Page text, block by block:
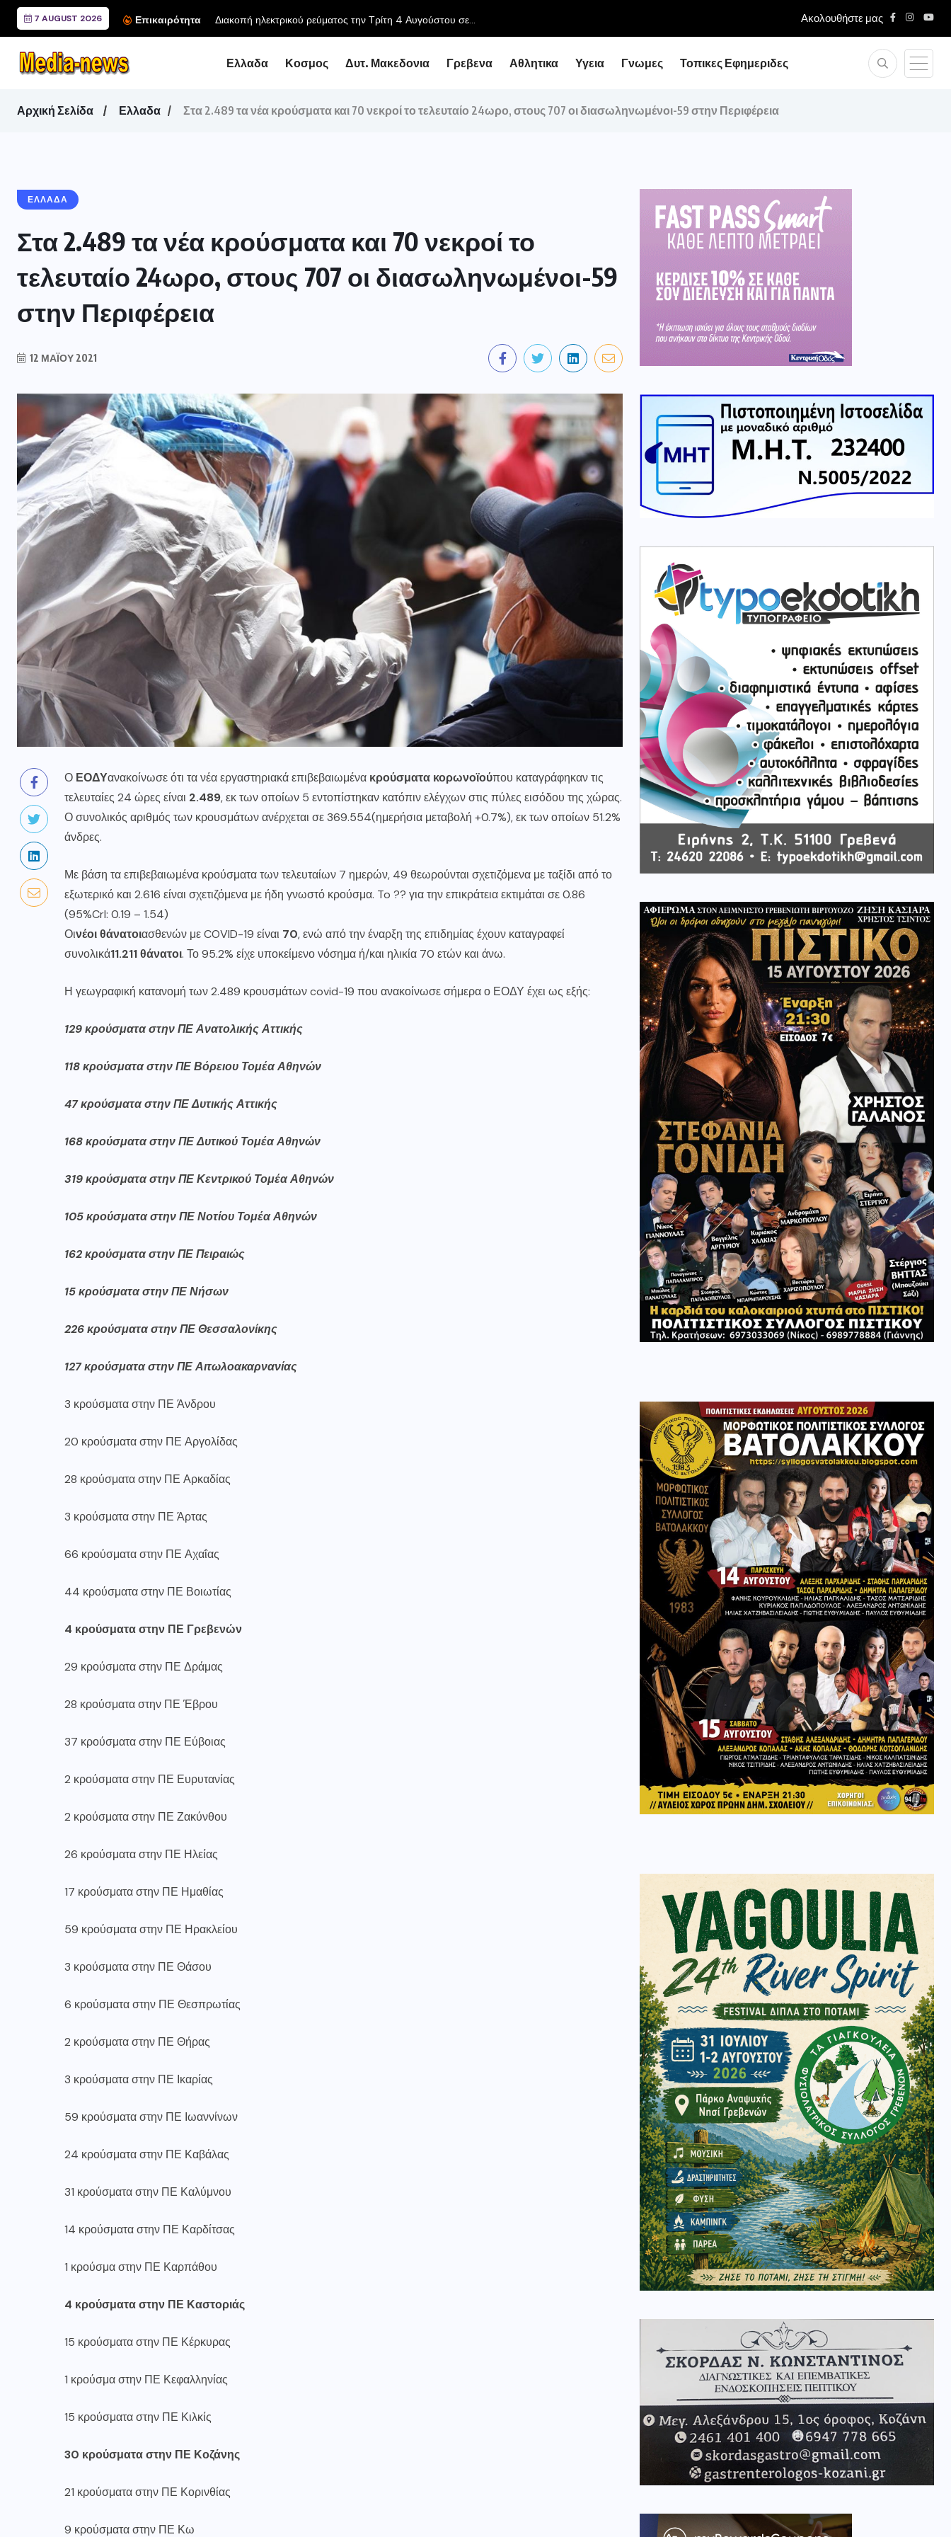
7 AUGUST 2026 Επικαιρότητα Συνάντηση του Περιφερειάρχη με τον Υφυπουργό Εθνικής Οικονομίας... Ακολουθήστε μας
Ελλαδα Κοσμος Δυτ. Μακεδονια Γρεβενα Αθλητικα Υγεια Γνωμες Τοπικες Εφημεριδες
Αρχική Σελίδα Ελλαδα Στα 2.489 τα νέα κρούσματα και 70 νεκροί το τελευταίο 24ωρο, στους 707 οι διασωληνωμένοι-59 στην Περιφέρεια
ΕΛΛΑΔΑ
Στα 2.489 τα νέα κρούσματα και 70 νεκροί το
τελευταίο 24ωρο, στους 707 οι διασωληνωμένοι-59
στην Περιφέρεια
12 ΜΑΪ́ΟΥ 2021
Ο ΕΟΔΥανακοίνωσε ότι τα νέα εργαστηριακά επιβεβαιωμένα κρούσματα κορωνοϊούπου καταγράφηκαν τις
τελευταίες 24 ώρες είναι 2.489, εκ των οποίων 5 εντοπίστηκαν κατόπιν ελέγχων στις πύλες εισόδου της χώρας.
Ο συνολικός αριθμός των κρουσμάτων ανέρχεται σε 369.554(ημερήσια μεταβολή +0.7%), εκ των οποίων 51.2%
άνδρες.
Με βάση τα επιβεβαιωμένα κρούσματα των τελευταίων 7 ημερών, 49 θεωρούνται σχετιζόμενα με ταξίδι από το
εξωτερικό και 2.616 είναι σχετιζόμενα με ήδη γνωστό κρούσμα. To ?? για την επικράτεια εκτιμάται σε 0.86
(95%Crl: 0.19 – 1.54)
Οινέοι θάνατοιασθενών με COVID-19 είναι 70, ενώ από την έναρξη της επιδημίας έχουν καταγραφεί
συνολικά11.211 θάνατοι. Το 95.2% είχε υποκείμενο νόσημα ή/και ηλικία 70 ετών και άνω.
Η γεωγραφική κατανομή των 2.489 κρουσμάτων covid-19 που ανακοίνωσε σήμερα ο ΕΟΔΥ έχει ως εξής:
129 κρούσματα στην ΠΕ Ανατολικής Αττικής
118 κρούσματα στην ΠΕ Βόρειου Τομέα Αθηνών
47 κρούσματα στην ΠΕ Δυτικής Αττικής
168 κρούσματα στην ΠΕ Δυτικού Τομέα Αθηνών
319 κρούσματα στην ΠΕ Κεντρικού Τομέα Αθηνών
105 κρούσματα στην ΠΕ Νοτίου Τομέα Αθηνών
162 κρούσματα στην ΠΕ Πειραιώς
15 κρούσματα στην ΠΕ Νήσων
226 κρούσματα στην ΠΕ Θεσσαλονίκης
127 κρούσματα στην ΠΕ Αιτωλοακαρνανίας
3 κρούσματα στην ΠΕ Άνδρου
20 κρούσματα στην ΠΕ Αργολίδας
28 κρούσματα στην ΠΕ Αρκαδίας
3 κρούσματα στην ΠΕ Άρτας
66 κρούσματα στην ΠΕ Αχαΐας
44 κρούσματα στην ΠΕ Βοιωτίας
4 κρούσματα στην ΠΕ Γρεβενών
29 κρούσματα στην ΠΕ Δράμας
28 κρούσματα στην ΠΕ Έβρου
37 κρούσματα στην ΠΕ Εύβοιας
2 κρούσματα στην ΠΕ Ευρυτανίας
2 κρούσματα στην ΠΕ Ζακύνθου
26 κρούσματα στην ΠΕ Ηλείας
17 κρούσματα στην ΠΕ Ημαθίας
59 κρούσματα στην ΠΕ Ηρακλείου
3 κρούσματα στην ΠΕ Θάσου
6 κρούσματα στην ΠΕ Θεσπρωτίας
2 κρούσματα στην ΠΕ Θήρας
3 κρούσματα στην ΠΕ Ικαρίας
59 κρούσματα στην ΠΕ Ιωαννίνων
24 κρούσματα στην ΠΕ Καβάλας
31 κρούσματα στην ΠΕ Καλύμνου
14 κρούσματα στην ΠΕ Καρδίτσας
1 κρούσμα στην ΠΕ Καρπάθου
4 κρούσματα στην ΠΕ Καστοριάς
15 κρούσματα στην ΠΕ Κέρκυρας
1 κρούσμα στην ΠΕ Κεφαλληνίας
15 κρούσματα στην ΠΕ Κιλκίς
30 κρούσματα στην ΠΕ Κοζάνης
21 κρούσματα στην ΠΕ Κορινθίας
9 κρούσματα στην ΠΕ Κω